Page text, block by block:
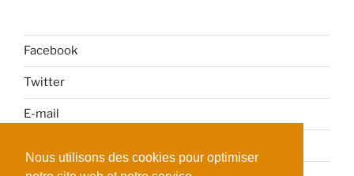
Nous utilisons des cookies pour optimiser
Facebook
Twitter
E-mail